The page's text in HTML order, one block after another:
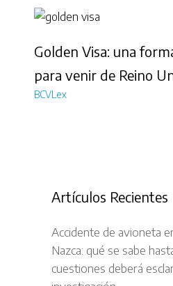
Golden Visa: una
para venir de Reino
BCVLex
Artículos Recientes
Accidente de avioneta
Nazca: qué se sabe
cuestiones deberá